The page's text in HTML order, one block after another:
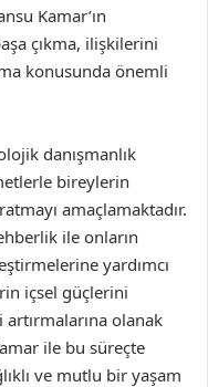
Kamar’ın
çıkma, ilişkilerini
konusunda önemli
danışmanlık
bireylerin
amaçlamaktadır.
ile onların
yardımcı
içsel güçlerini
olanak
ile bu süreçte
ve mutlu bir yaşam